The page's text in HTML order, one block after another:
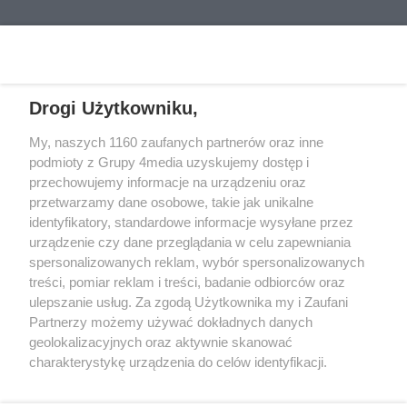
dziennikarz Przeglądu
Sportowego.
REKLAMA
Reklama Kontakt
Informacja o Nadawcy
Drogi Użytkowniku,
My, naszych 1160 zaufanych partnerów oraz inne
podmioty z Grupy 4media uzyskujemy dostęp i
przechowujemy informacje na urządzeniu oraz
przetwarzamy dane osobowe, takie jak unikalne
identyfikatory, standardowe informacje wysyłane przez
urządzenie czy dane przeglądania w celu zapewniania
spersonalizowanych reklam, wybór spersonalizowanych
treści, pomiar reklam i treści, badanie odbiorców oraz
ulepszanie usług. Za zgodą Użytkownika my i Zaufani
Partnerzy możemy używać dokładnych danych
geolokalizacyjnych oraz aktywnie skanować
charakterystykę urządzenia do celów identyfikacji.